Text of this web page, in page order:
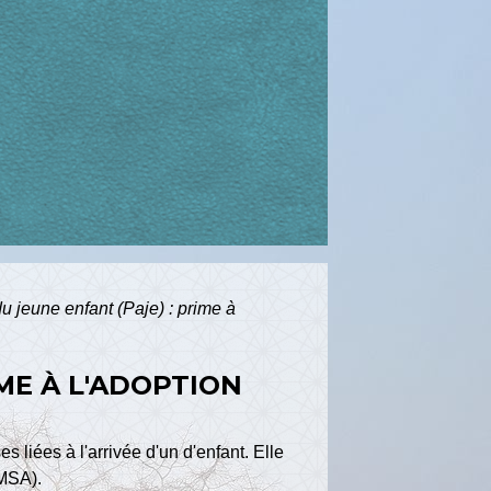
jeune enfant (Paje) : prime à
À L'ADOPTION
liées à l'arrivée d'un d'enfant. Elle